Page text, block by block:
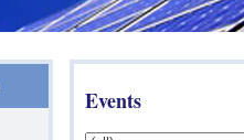
Events